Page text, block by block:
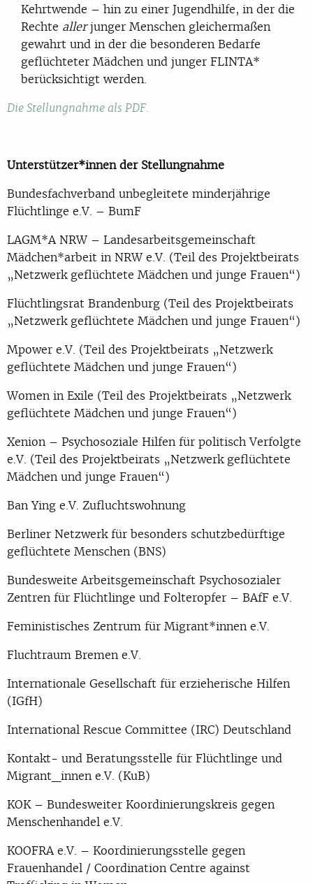
Kehrtwende – hin zu einer Jugendhilfe, in der die
Rechte allerjunger Menschen gleichermaßen
gewahrt und in der die besonderen Bedarfe
geflüchteter Mädchen und junger FLINTA*
berücksichtigt werden.
Die Stellungnahme als PDF.
Unterstützer*innen der Stellungnahme
Bundesfachverband unbegleitete minderjährige
Flüchtlinge e.V. – BumF
LAGM*A NRW – Landesarbeitsgemeinschaft
Mädchen*arbeit in NRW e.V. (Teil des Projektbeirats
„Netzwerk geflüchtete Mädchen und junge Frauen“)
Flüchtlingsrat Brandenburg (Teil des Projektbeirats
„Netzwerk geflüchtete Mädchen und junge Frauen“)
Mpower e.V. (Teil des Projektbeirats „Netzwerk
geflüchtete Mädchen und junge Frauen“)
Women in Exile (Teil des Projektbeirats „Netzwerk
geflüchtete Mädchen und junge Frauen“)
Xenion – Psychosoziale Hilfen für politisch Verfolgte
e.V. (Teil des Projektbeirats „Netzwerk geflüchtete
Mädchen und junge Frauen“)
Ban Ying e.V. Zufluchtswohnung
Berliner Netzwerk für besonders schutzbedürftige
geflüchtete Menschen (BNS)
Bundesweite Arbeitsgemeinschaft Psychosozialer
Zentren für Flüchtlinge und Folteropfer – BAfF e.V.
Feministisches Zentrum für Migrant*innen e.V.
Fluchtraum Bremen e.V.
Internationale Gesellschaft für erzieherische Hilfen
(IGfH)
International Rescue Committee (IRC) Deutschland
Kontakt- und Beratungsstelle für Flüchtlinge und
Migrant_innen e.V. (KuB)
KOK – Bundesweiter Koordinierungskreis gegen
Menschenhandel e.V.
KOOFRA e.V. – Koordinierungsstelle gegen
Frauenhandel / Coordination Centre against